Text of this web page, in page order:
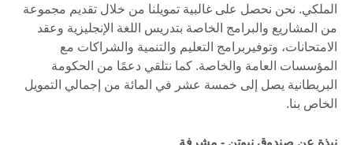
الملكي. نحن نحصل على غالبية تمويلنا من خلال تقديم مجموعة
من المشاريع والبرامج الخاصة بتدريس اللغة الإنجليزية وعقد
الامتحانات، وتوفيربرامج التعليم والتنمية والشراكات مع
المؤسسات العامة والخاصة. كما نتلقي دعمًا من الحكومة
البريطانية يصل إلى خمسة عشر في المائة من إجمالي التمويل
الخاص بنا.